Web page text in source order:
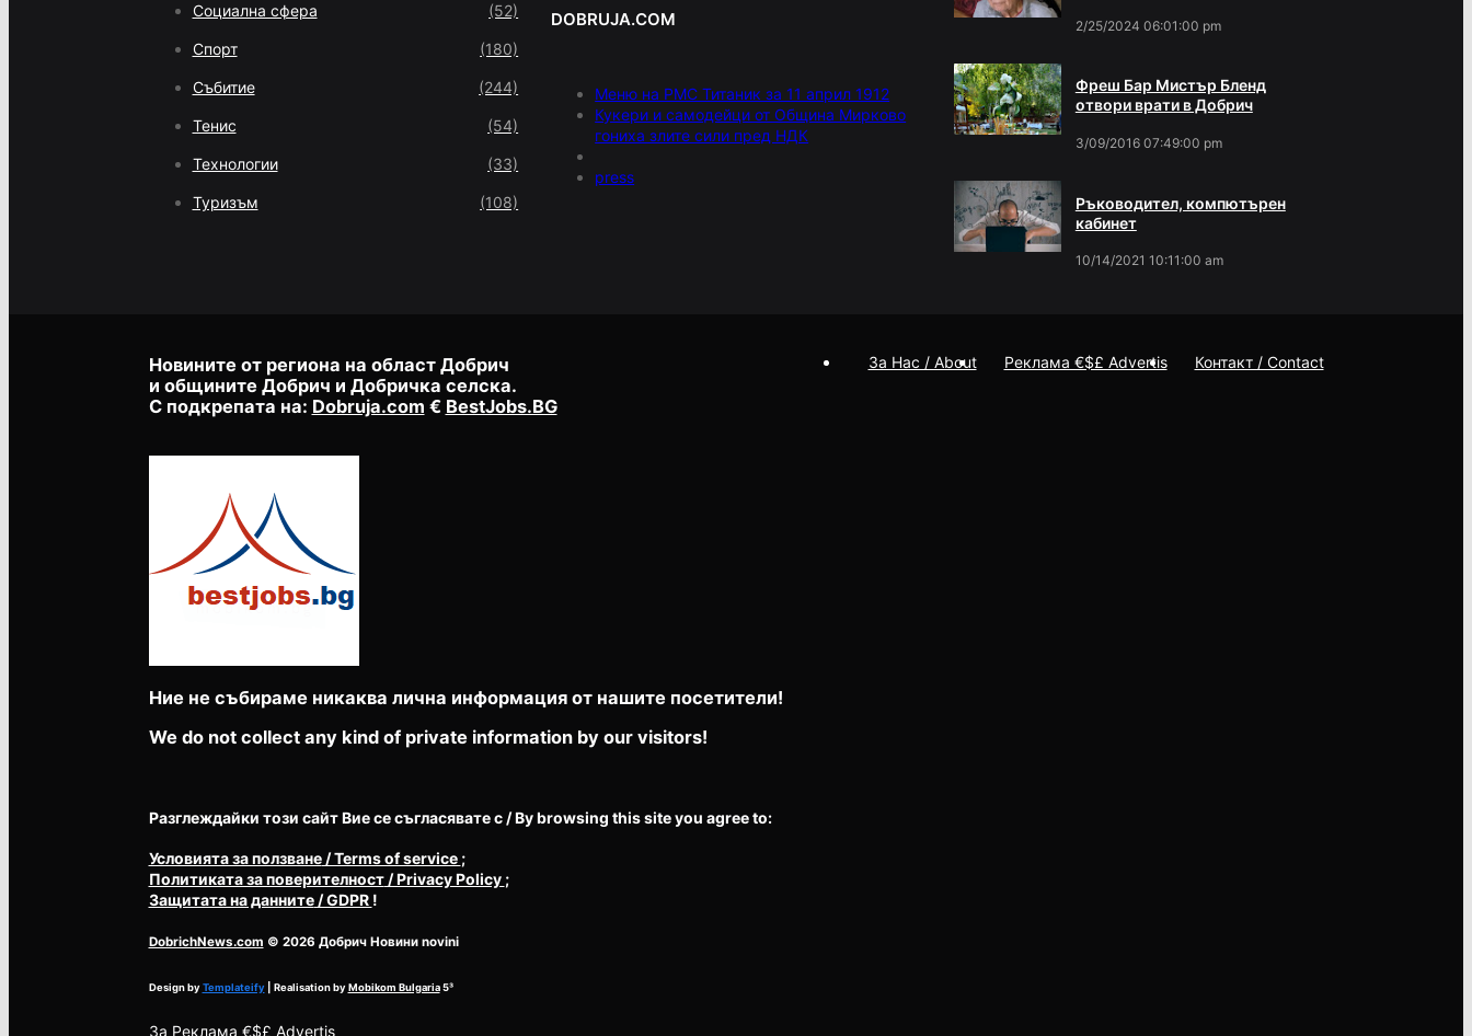
Социална сфера (52)
Спорт (180)
Събитие (244)
Тенис (54)
Технологии (33)
Туризъм (108)
DOBRUJA.COM
Меню на РМС Титаник за 11 април 1912
Кукери и самодейци от Община Мирково
гониха злите сили пред НДК
press
2/25/2024 06:01:00 pm
Фреш Бар Мистър Бленд
отвори врати в Добрич
3/09/2016 07:49:00 pm
Ръководител, компютърен
кабинет
10/14/2021 10:11:00 am
Новините от региона на област Добрич
и общините Добрич и Добричка селска.
С подкрепата на: Dobruja.com € BestJobs.BG
Ние не събираме никаква лична информация от нашите посетители!
We do not collect any kind of private information by our visitors!
Разглеждайки този сайт Вие се съгласявате с / By browsing this site you agree to:
Условията за ползване/ Terms of service ;
Политиката за поверителност/ Privacy Policy ;
Защитата на данните/ GDPR !
DobrichNews.com © 2026 Добрич Новини novini
Design byTemplateify| Realisation byMobikom Bulgaria5³
За Реклама €$£ Advertis
За Нас / About Реклама €$£ Advertis Контакт / Contact